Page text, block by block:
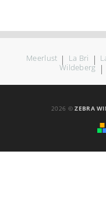
Meerlust | La Bri |
Wildeberg |
2026 ©ZEBRA